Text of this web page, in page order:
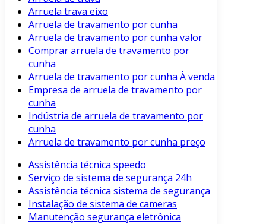
Arruela trava eixo
Arruela de travamento por cunha
Arruela de travamento por cunha valor
Comprar arruela de travamento por
cunha
Arruela de travamento por cunha À venda
Empresa de arruela de travamento por
cunha
Indústria de arruela de travamento por
cunha
Arruela de travamento por cunha preço
Assistência técnica speedo
Serviço de sistema de segurança 24h
Assistência técnica sistema de segurança
Instalação de sistema de cameras
Manutenção segurança eletrônica